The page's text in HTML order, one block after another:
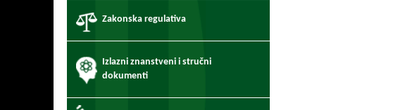
Zakonska regulativa
Izlazni znanstveni i stručni
dokumenti